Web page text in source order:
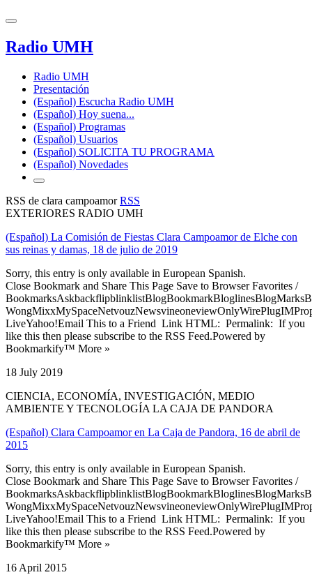
Radio UMH
Radio UMH
Presentación
(Español) Escucha Radio UMH
(Español) Hoy suena...
(Español) Programas
(Español) Usuarios
(Español) SOLICITA TU PROGRAMA
(Español) Novedades
RSS de clara campoamorRSS
EXTERIORES RADIO UMH
(Español) La Comisión de Fiestas Clara Campoamor de Elche con
sus reinas y damas, 18 de julio de 2019
Sorry, this entry is only available in European Spanish.
Close Bookmark and Share This Page Save to Browser Favorites /
LiveYahoo!Email This to a Friend Link HTML: Permalink: If you
like this then please subscribe to the RSS Feed.Powered by
Bookmarkify™ More »
18 July 2019
CIENCIA, ECONOMÍA, INVESTIGACIÓN, MEDIO
AMBIENTE Y TECNOLOGÍA LA CAJA DE PANDORA
(Español) Clara Campoamor en La Caja de Pandora, 16 de abril de
2015
Sorry, this entry is only available in European Spanish.
Close Bookmark and Share This Page Save to Browser Favorites /
LiveYahoo!Email This to a Friend Link HTML: Permalink: If you
like this then please subscribe to the RSS Feed.Powered by
Bookmarkify™ More »
16 April 2015